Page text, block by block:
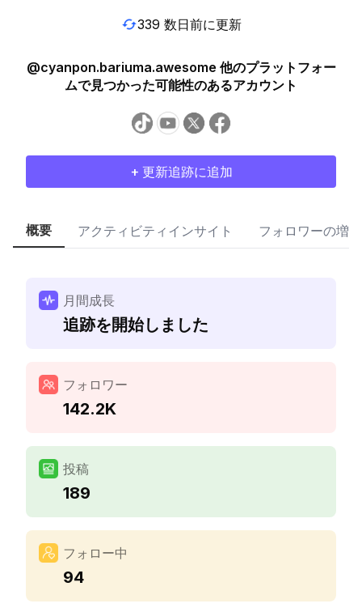
339 数日前に更新
@cyanpon.bariuma.awesome 他のプラットフォー
ムで見つかった可能性のあるアカウント
+ 更新追跡に追加
概要 アクティビティインサイト フォロワーの増加
月間成長
追跡を開始しました
フォロワー
142.2K
投稿
189
フォロー中
94